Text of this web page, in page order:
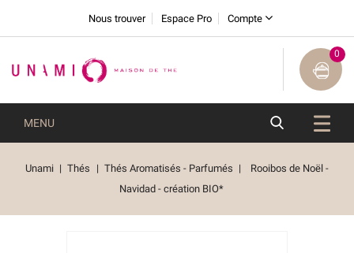
Nous trouver Espace Pro Compte
0
MENU
Unami Thés Thés Aromatisés - Parfumés
Rooibos de Noël -
Navidad - création BIO*